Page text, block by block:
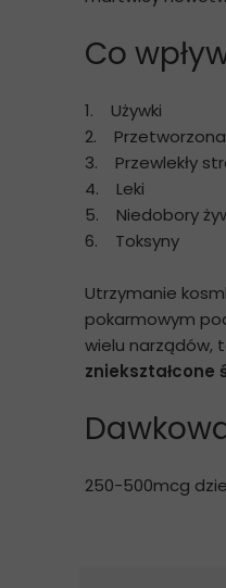
Co
1. Używki
2.
3. Przewlekły
4. Leki
5. Niedobory
6. Toksyny
Utrzymanie
pokarmowym
wielu narządów,
zniekształcone
250-500mcg